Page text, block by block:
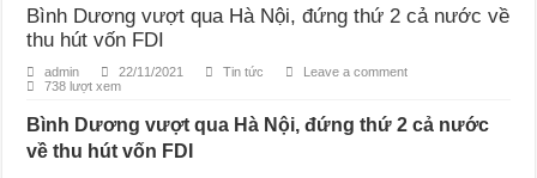
Bình Dương vượt qua Hà Nội, đứng thứ 2 cả nước về
thu hút vốn FDI
admin 22/11/2021 Tin tức
Leave a comment
738 lượt xem
Bình Dương vượt qua Hà Nội, đứng thứ 2 cả nước
về thu hút vốn FDI